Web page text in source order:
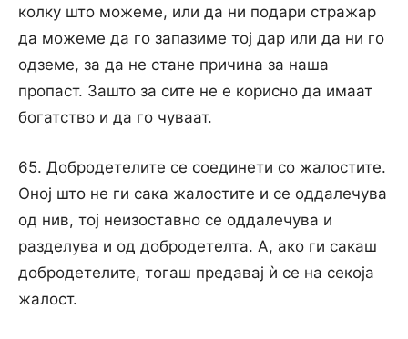
колку што можеме, или да ни подари стражар
да можеме да го запазиме тој дар или да ни го
одземе, за да не стане причина за наша
пропаст. Зашто за сите не е корисно да имаат
богатство и да го чуваат.
65. Добродетелите се соединети со жалостите.
Оној што не ги сака жалостите и се оддалечува
од нив, тој неизоставно се оддалечува и
разделува и од добродетелта. А, ако ги сакаш
добродетелите, тогаш предавај ѝ се на секоја
жалост.